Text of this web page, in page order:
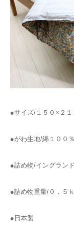
●サイズ/１５０×２
●がわ生地/綿１００
●詰め物/イングラン
●詰め物重量/０．５
●日本製